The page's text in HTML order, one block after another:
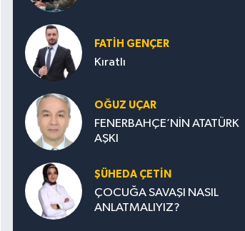
FATIH GENÇER
Kıratlı
OĞUZ UÇAR
FENERBAHÇE’NİN ATATÜRK
AŞKI
ŞÜHEDA ÇETİN
ÇOCUĞA SAVAŞI NASIL
ANLATMALIYIZ?